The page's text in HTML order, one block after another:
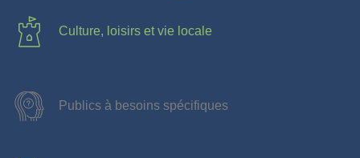
Culture, loisirs et vie locale
Publics à besoins spécifiques